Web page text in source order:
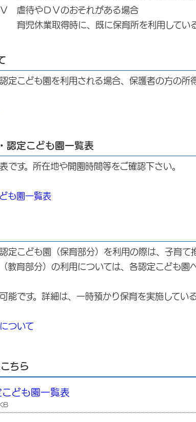
Ｖ 虐待やＤＶのおそれがある場合
育児休業取得時に、既に保育所を利用してい
定こども園を利用される場合、保護者の方の所
認定こども園一覧表
です。所在地や開園時間等をご確認下さい。
も園一覧表
定こども園（保育部分）を利用の際は、子育
教育部分）の利用については、各認定こども園
能です。詳細は、一時預かり保育を実施してい
ついて
ちら
ども園一覧表